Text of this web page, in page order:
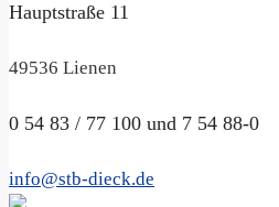
Hauptstraße 11
49536 Lienen
0 54 83 / 77 100 und 7 54 88-0
info@stb-dieck.de